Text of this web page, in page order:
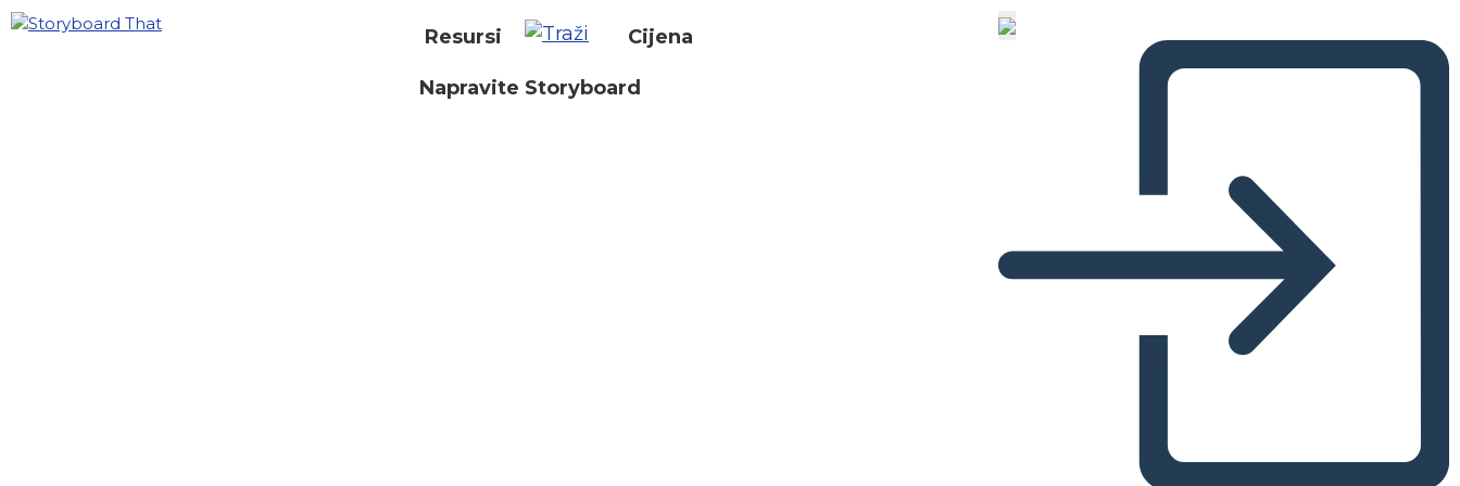
Resursi Cijena
Napravite Storyboard